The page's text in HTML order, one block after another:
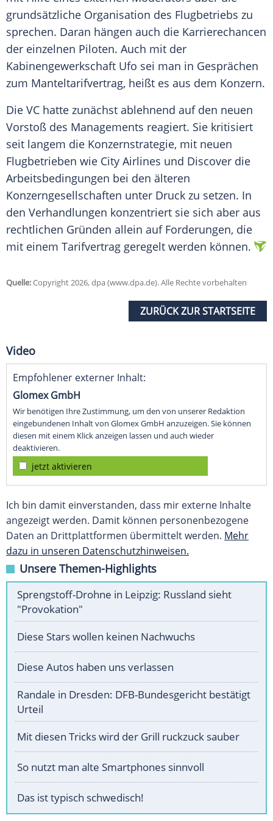
grundsätzliche Organisation des Flugbetriebs zu
sprechen. Daran hängen auch die Karrierechancen
der einzelnen Piloten. Auch mit der
Kabinengewerkschaft Ufo sei man in Gesprächen
zum Manteltarifvertrag, heißt es aus dem Konzern.
Die VC hatte zunächst ablehnend auf den neuen
Vorstoß des Managements reagiert. Sie kritisiert
seit langem die Konzernstrategie, mit neuen
Flugbetrieben wie City Airlines und Discover die
Arbeitsbedingungen bei den älteren
Konzerngesellschaften unter Druck zu setzen. In
den Verhandlungen konzentriert sie sich aber aus
rechtlichen Gründen allein auf Forderungen, die
mit einem Tarifvertrag geregelt werden können.
Quelle:Copyright 2026, dpa (www.dpa.de). Alle Rechte vorbehalten
ZURÜCK ZUR STARTSEITE
Video
Empfohlener externer Inhalt:
Glomex GmbH
Wir benötigen Ihre Zustimmung, um den von unserer Redaktion
eingebundenen Inhalt von Glomex GmbH anzuzeigen. Sie können
diesen mit einem Klick anzeigen lassen und auch wieder
deaktivieren.
jetzt aktivieren
Ich bin damit einverstanden, dass mir externe Inhalte
angezeigt werden. Damit können personenbezogene
Daten an Drittplattformen übermittelt werden. Mehr
dazu in unseren Datenschutzhinweisen.
Unsere Themen-Highlights
Sprengstoff-Drohne in Leipzig: Russland sieht
"Provokation"
Diese Stars wollen keinen Nachwuchs
Diese Autos haben uns verlassen
Randale in Dresden: DFB-Bundesgericht bestätigt
Urteil
Mit diesen Tricks wird der Grill ruckzuck sauber
So nutzt man alte Smartphones sinnvoll
Das ist typisch schwedisch!